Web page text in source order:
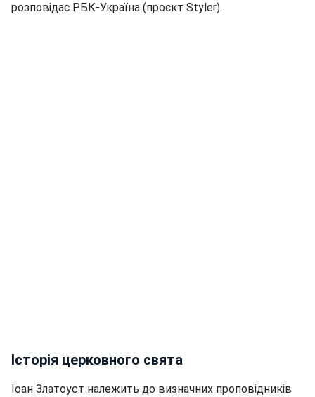
розповідає РБК-Україна (проєкт Styler).
Історія церковного свята
Іоан Златоуст належить до визначних проповідників